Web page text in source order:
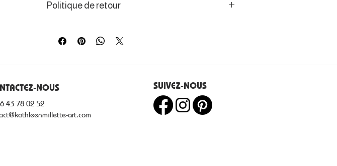
temps qui passe, en contemplant des fenêtres de
Politique de retour
de rétractation de 14 jours.
NOUS
43 78 02 52
art.com
SUIVEZ-NOUS